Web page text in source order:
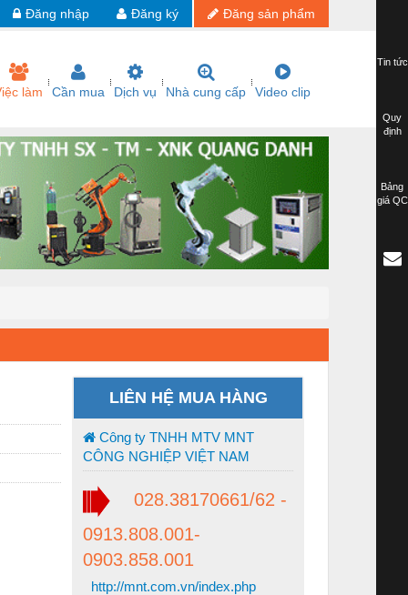
Đăng sản phẩm
Đăng ký
Đăng nhập
làm Cần mua Dịch vụ Nhà cung cấp Video clip
LIÊN HỆ MUA HÀNG
Công ty TNHH MTV MNT
CÔNG NGHIỆP VIỆT NAM
028.38170661/62 -
0913.808.001-
0903.858.001
http://mnt.com.vn/index.php
Tin tức
Quy
định
Bảng
giá QC